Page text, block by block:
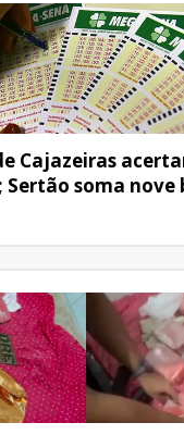
Cajazeiras
Sertão soma nove